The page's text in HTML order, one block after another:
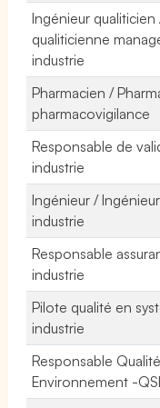
Ingénieur
qualiticienne
industrie
Pharmacien /
pharmacovigilance
Responsable de
industrie
Ingénieur /
industrie
Responsable
industrie
Pilote qualité en
industrie
Responsable
Environnement -